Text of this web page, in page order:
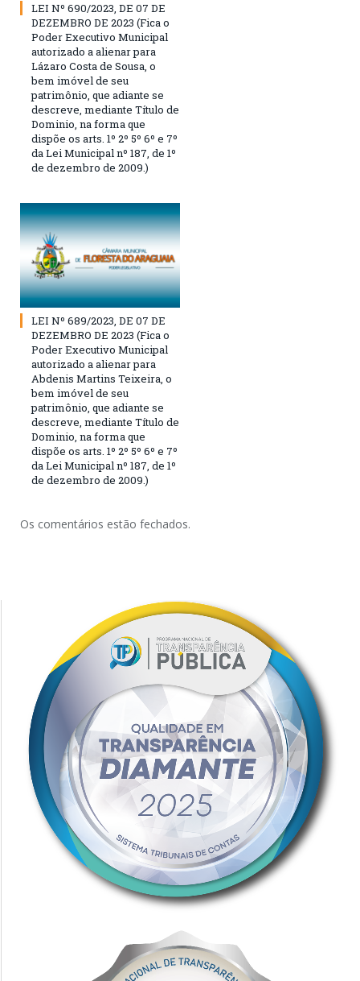
LEI Nº 690/2023, DE 07 DE
DEZEMBRO DE 2023 (Fica o
Poder Executivo Municipal
autorizado a alienar para
Lázaro Costa de Sousa, o
bem imóvel de seu
patrimônio, que adiante se
descreve, mediante Título de
Dominio, na forma que
dispõe os arts. 1º 2º 5º 6º e 7º
da Lei Municipal nº 187, de 1º
de dezembro de 2009.)
LEI Nº 689/2023, DE 07 DE
DEZEMBRO DE 2023 (Fica o
Poder Executivo Municipal
autorizado a alienar para
Abdenis Martins Teixeira, o
bem imóvel de seu
patrimônio, que adiante se
descreve, mediante Título de
Dominio, na forma que
dispõe os arts. 1º 2º 5º 6º e 7º
da Lei Municipal nº 187, de 1º
de dezembro de 2009.)
Os comentários estão fechados.